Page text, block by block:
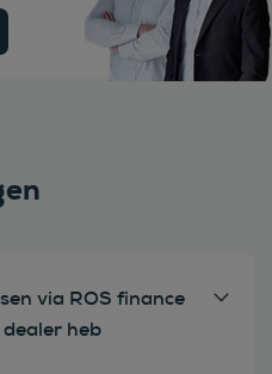
via ROS finance
heb